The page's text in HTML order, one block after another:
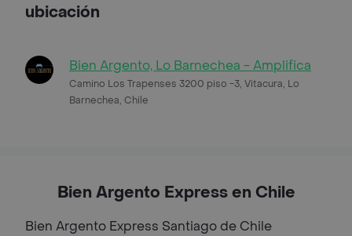
ubicación
Bien Argento, Lo Barnechea - Amplifica
Camino Los Trapenses 3200 piso -3, Vitacura, Lo
Barnechea, Chile
Bien Argento Express en Chile
Bien Argento Express Santiago de Chile